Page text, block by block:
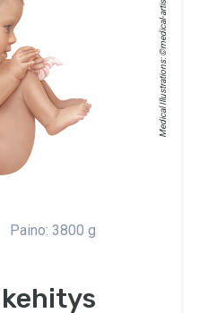
Medical Illustrations: ©
Paino: 3800 g